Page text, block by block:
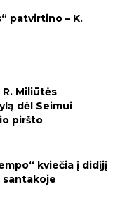
patvirtino – K.
Miliūtės
dėl Seimui
piršto
kviečia į didįjį
santakoje